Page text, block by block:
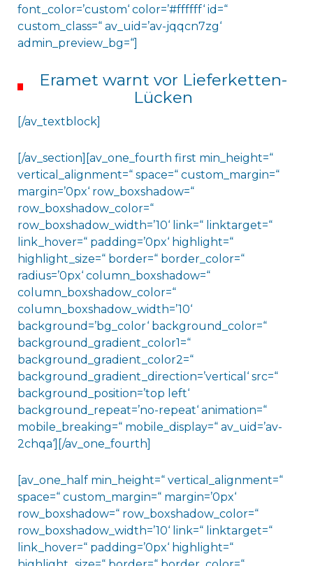
font_color=’custom‘ color=’#ffffff‘ id=“
custom_class=“ av_uid=’av-jqqcn7zg‘
admin_preview_bg=“]
Eramet warnt vor Lieferketten-
Lücken
[/av_textblock]
[/av_section][av_one_fourth first min_height=“
vertical_alignment=“ space=“ custom_margin=“
margin=’0px‘ row_boxshadow=“
row_boxshadow_color=“
row_boxshadow_width=’10‘ link=“ linktarget=“
link_hover=“ padding=’0px‘ highlight=“
highlight_size=“ border=“ border_color=“
radius=’0px‘ column_boxshadow=“
column_boxshadow_color=“
column_boxshadow_width=’10‘
background=’bg_color‘ background_color=“
background_gradient_color1=“
background_gradient_color2=“
background_gradient_direction=’vertical‘ src=“
background_position=’top left‘
background_repeat=’no-repeat‘ animation=“
mobile_breaking=“ mobile_display=“ av_uid=’av-
2chqa‘][/av_one_fourth]
[av_one_half min_height=“ vertical_alignment=“
space=“ custom_margin=“ margin=’0px‘
row_boxshadow=“ row_boxshadow_color=“
row_boxshadow_width=’10‘ link=“ linktarget=“
link_hover=“ padding=’0px‘ highlight=“